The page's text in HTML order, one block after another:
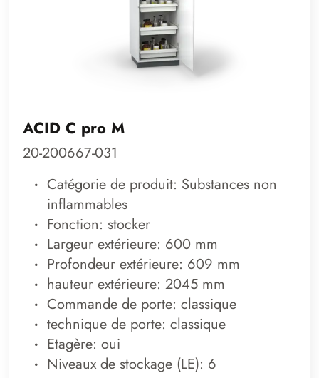
ACID C pro M
20-200667-031
Catégorie de produit: Substances non
inflammables
Fonction: stocker
Largeur extérieure: 600 mm
Profondeur extérieure: 609 mm
hauteur extérieure: 2045 mm
Commande de porte: classique
technique de porte: classique
Etagère: oui
Niveaux de stockage (LE): 6